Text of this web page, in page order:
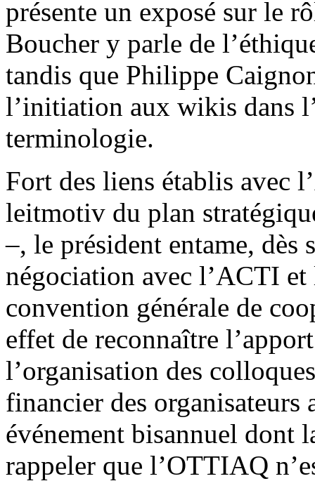
présente un exposé sur le
Boucher y parle de
tandis que Philippe
l’initiation aux wikis dans
terminologie.
Fort des liens établis avec
leitmotiv du plan
–, le président entame, dès
négociation avec l’ACTI
convention générale de
effet de reconnaître
l’organisation des
financier des organisateurs
événement bisannuel dont
rappeler que l’OTTIAQ